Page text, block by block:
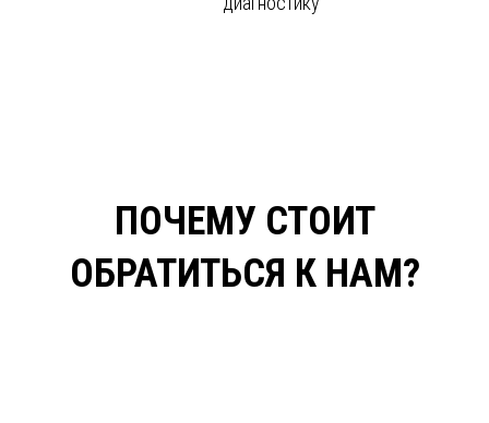
ПОЧЕМУ СТОИТ
ОБРАТИТЬСЯ К НАМ?